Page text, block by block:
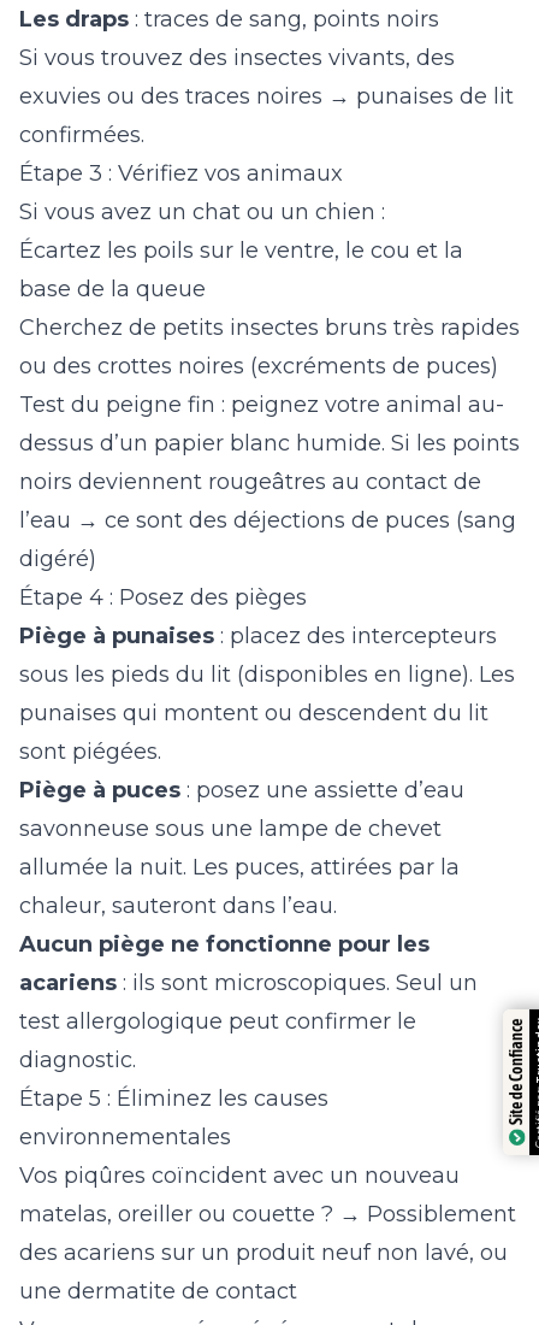
Les draps : traces de sang, points noirs
Si vous trouvez des insectes vivants, des
exuvies ou des traces noires → punaises de lit
confirmées.
Étape 3 : Vérifiez vos animaux
Si vous avez un chat ou un chien :
Écartez les poils sur le ventre, le cou et la
base de la queue
Cherchez de petits insectes bruns très rapides
ou des crottes noires (excréments de puces)
Test du peigne fin : peignez votre animal au-
dessus d’un papier blanc humide. Si les points
noirs deviennent rougeâtres au contact de
l’eau → ce sont des déjections de puces (sang
digéré)
Étape 4 : Posez des pièges
Piège à punaises : placez des intercepteurs
sous les pieds du lit (disponibles en ligne). Les
punaises qui montent ou descendent du lit
sont piégées.
Piège à puces : posez une assiette d’eau
savonneuse sous une lampe de chevet
allumée la nuit. Les puces, attirées par la
chaleur, sauteront dans l’eau.
Aucun piège ne fonctionne pour les
acariens : ils sont microscopiques. Seul un
test allergologique peut confirmer le
diagnostic.
Étape 5 : Éliminez les causes
environnementales
Vos piqûres coïncident avec un nouveau
matelas, oreiller ou couette ? → Possiblement
des acariens sur un produit neuf non lavé, ou
une dermatite de contact
Site de ConfianceCertifié par:
Trustindex